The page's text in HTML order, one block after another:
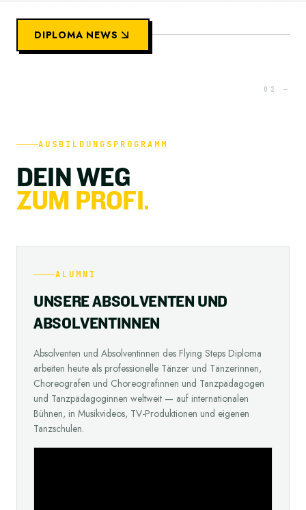
DIPLOMA NEWS
AUSBILDUNGSPROGRAMM
DEINWEG
ZUM PROFI.
ALUMNI
UNSEREABSOLVENTEN UND
ABSOLVENTINNEN
Absolventen und Absolventinnen des Flying Steps Diploma
arbeiten heute als professionelle Tänzer und Tänzerinnen,
Choreografen und Choreografinnen und Tanzpädagogen
und Tanzpädagoginnen weltweit — auf internationalen
Bühnen, in Musikvideos, TV-Produktionen und eigenen
Tanzschulen.